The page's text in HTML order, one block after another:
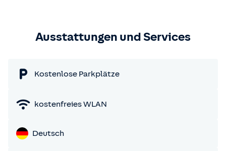
Ausstattungen und Services
Kostenlose Parkplätze
kostenfreies WLAN
Deutsch